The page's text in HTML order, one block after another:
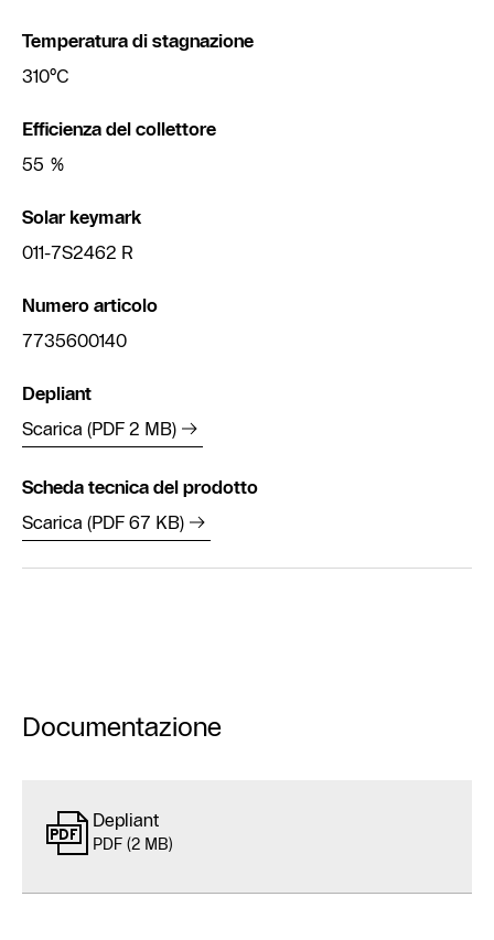
Temperatura di stagnazione
310°C
Efficienza del collettore
55 %
Solar keymark
011-7S2462 R
Numero articolo
7735600140
Depliant
Scarica (PDF 2 MB)
Scheda tecnica del prodotto
Scarica (PDF 67 KB)
Documentazione
Depliant
PDF (2 MB)